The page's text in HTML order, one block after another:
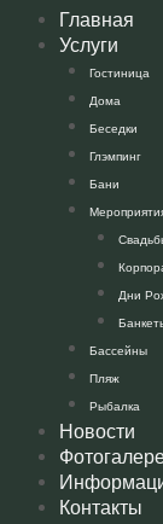
Главная
Услуги
Гостиница
Дома
Беседки
Глэмпинг
Бани
Дни
Бассейны
Пляж
Рыбалка
Новости
Контакты